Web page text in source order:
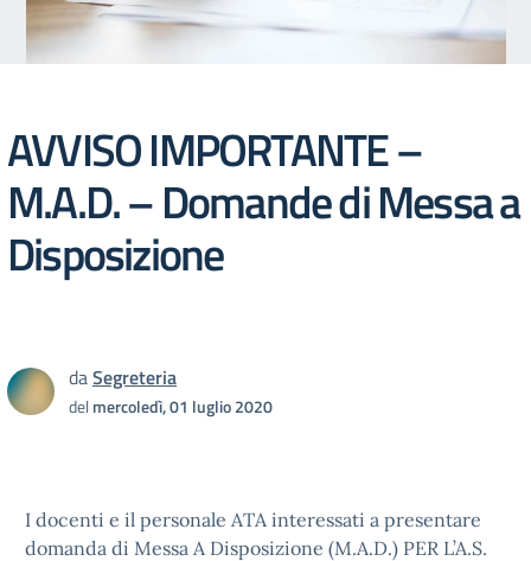
AVVISO IMPORTANTE –
M.A.D. – Domande di Messa a
Disposizione
daSegreteria
delmercoledì, 01 luglio 2020
I docenti e il personale ATA interessati a presentare
domanda di Messa A Disposizione (M.A.D.) PER L’A.S.